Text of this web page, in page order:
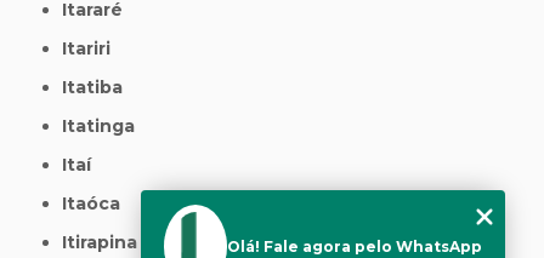
Itararé
Itariri
Itatiba
Itatinga
Itaí
Itaóca
Itirapina
Olá! Fale agora pelo WhatsApp